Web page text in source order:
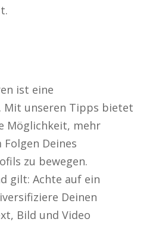
ist eine
Mit unseren Tipps bietet
Möglichkeit, mehr
Deines
zu bewegen.
gilt: Achte auf ein
Deinen
Bild und Video